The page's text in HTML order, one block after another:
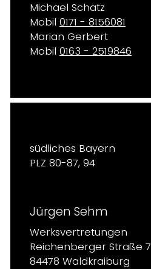
Michael Schatz
Mobil 0171 - 8156081
Marian Gerbert
Mobil 0163 - 2519846
südliches Bayern
PLZ 80-87, 94
Jürgen Sehm
Werksvertretungen
Reichenberger Straße 7
84478 Waldkraiburg